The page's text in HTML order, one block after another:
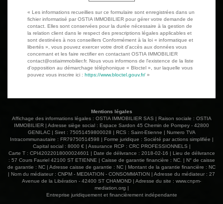
« Les informations recueillies sur ce formulaire sont enregistrées dans un
fichier informatisé par OSTIA IMMOBILIER pour gérer votre demande de
contact. Elles sont conservées pour la durée nécessaire à la gestion de
la relation client dans le respect des prescriptions légales applicables et
sont destinées à nos conseillers Conformément à la loi « informatique et
libertés », vous pouvez exercer votre droit d'accès aux données vous
concernant et les faire rectifier en contactant OSTIA IMMOBILIER
contact@ostiaimmobilier.fr. Nous vous informons de l'existence de la liste
d'opposition au démarchage téléphonique « Bloctel », sur laquelle vous
pouvez vous inscrire ici : https://www.bloctel.gouv.fr/ »
Mentions légales
Affichage des informations légales : OSTIA IMMOBILIER SAS | Raison sociale : OSTIA
IMMOBILIER | Adresse siège social : Espace Sardon 45 Chemin de Pompey - 42800
GENILAC | Siret : 75051459800028 | RCS : Saint-Etienne | Numero TVA
Intracommunautaire : FR79750514598 | Forme juridique : Société par actions simplifiée |
Capital social : 8000 € | Assurance RCP : CRC PROFESSIONNELS |
Carte T : CPI42022018000024601 | Date de délivrance : 2018-02-16 | Lieu de délivrance
: 57 Cours Fauriel 42100 ST ETIENNE | Caisse de garantie financière : NC. | N° de caisse
de garantie : NC | Adresse caisse de garantie : NC | Montant de la garantie financière : NC
| Nom du médiateur : CNPM - MEDIATION - CONSOMMATION | Adresse du médiateur : 27
Avenue de la Libération - 42400 ST CHAMOND | Adresse du site : www.cnpm-
mediation.org |
Entreprise juridiquement et financièrement indépendante